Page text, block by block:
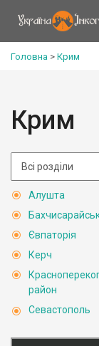
Головна > Крим
Крим
Алушта
Євпаторія
Керч
район
Севастополь